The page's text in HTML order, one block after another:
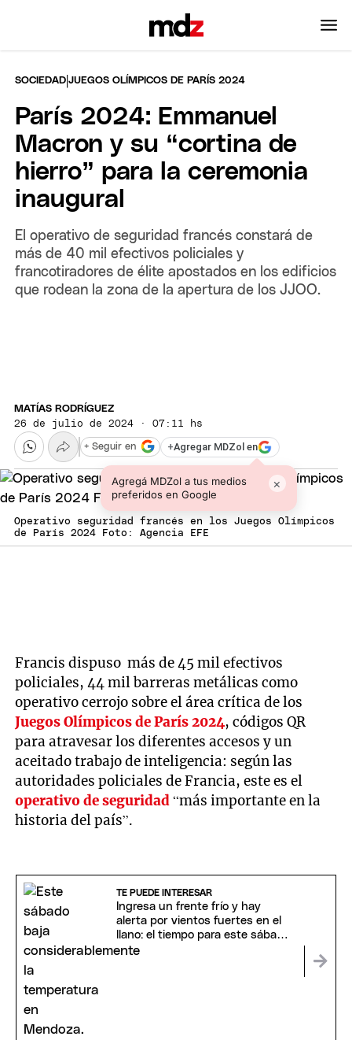
SOCIEDAD |JUEGOS OLÍMPICOS DE PARÍS 2024
París 2024: Emmanuel
Macron y su “cortina de
hierro” para la ceremonia
inaugural
El operativo de seguridad francés constará de
más de 40 mil efectivos policiales y
francotiradores de élite apostados en los edificios
que rodean la zona de la apertura de los JJOO.
MATÍAS RODRÍGUEZ
26 de julio de 2024 · 07:11 hs
+Agregar MDZol en
Agregá MDZol a tus medios
preferidos en Google
×
+ Seguir en
Operativo seguridad francés en los Juegos Olímpicos
de París 2024 Foto: Agencia EFE
Francis dispuso más de 45 mil efectivos
policiales, 44 mil barreras metálicas como
operativo cerrojo sobre el área crítica de los
Juegos Olímpicos de París 2024, códigos QR
para atravesar los diferentes accesos y un
aceitado trabajo de inteligencia: según las
autoridades policiales de Francia, este es el
operativo de seguridad“más importante en la
historia del país”.
TE PUEDE INTERESAR
Ingresa un frente frío y hay
alerta por vientos fuertes en el
llano: el tiempo para este sábado
en Mendoza